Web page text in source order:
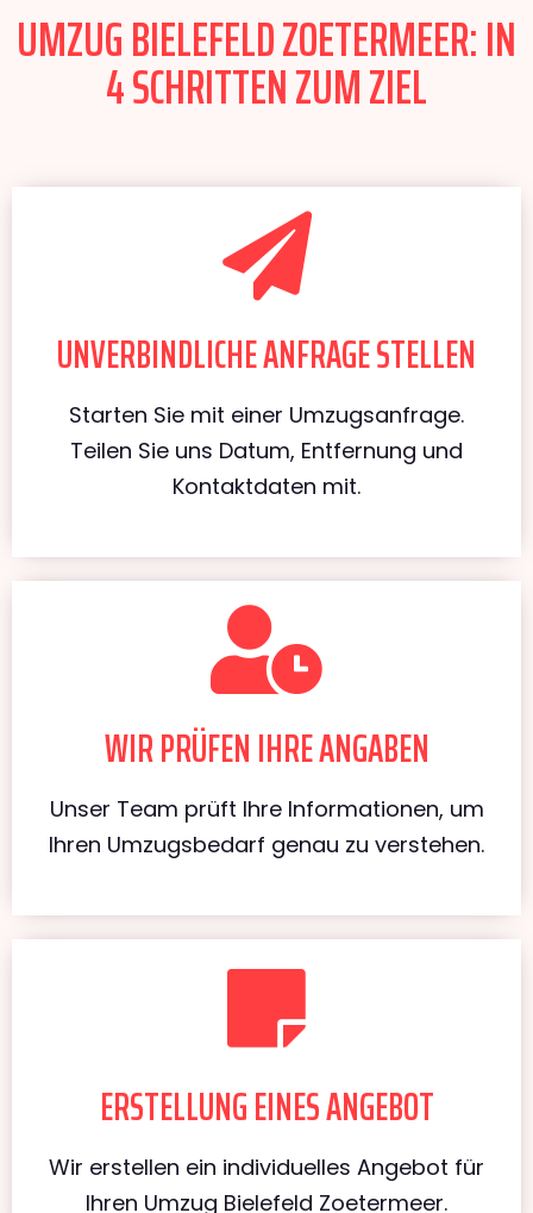
UMZUG BIELEFELD ZOETERMEER: IN
4 SCHRITTEN ZUM ZIEL
UNVERBINDLICHE ANFRAGE STELLEN
Starten Sie mit einer Umzugsanfrage.
Teilen Sie uns Datum, Entfernung und
Kontaktdaten mit.
WIR PRÜFEN IHRE ANGABEN
Unser Team prüft Ihre Informationen, um
Ihren Umzugsbedarf genau zu verstehen.
ERSTELLUNG EINES ANGEBOT
Wir erstellen ein individuelles Angebot für
Ihren Umzug Bielefeld Zoetermeer.